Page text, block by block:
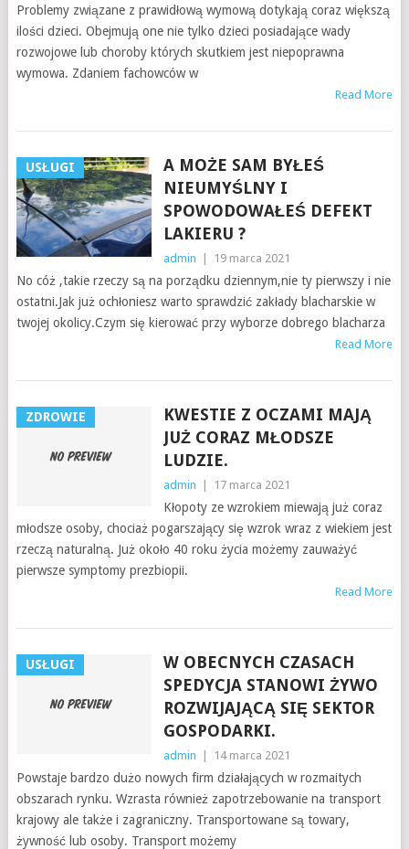
Problemy związane z prawidłową wymową dotykają coraz większą
ilości dzieci. Obejmują one nie tylko dzieci posiadające wady
rozwojowe lub choroby których skutkiem jest niepoprawna
wymowa. Zdaniem fachowców w
Read More
USŁUGI
A MOŻE SAM BYŁEŚ
NIEUMYŚLNY I
SPOWODOWAŁEŚ DEFEKT
LAKIERU ?
admin 19 marca 2021
No cóż ,takie rzeczy są na porządku dziennym,nie ty pierwszy i nie
ostatni.Jak już ochłoniesz warto sprawdzić zakłady blacharskie w
twojej okolicy.Czym się kierować przy wyborze dobrego blacharza
Read More
ZDROWIE
KWESTIE Z OCZAMI MAJĄ
JUŻ CORAZ MŁODSZE
LUDZIE.
admin 17 marca 2021
Kłopoty ze wzrokiem miewają już coraz
młodsze osoby, chociaż pogarszający się wzrok wraz z wiekiem jest
rzeczą naturalną. Już około 40 roku życia możemy zauważyć
pierwsze symptomy prezbiopii.
Read More
USŁUGI
W OBECNYCH CZASACH
SPEDYCJA STANOWI ŻYWO
ROZWIJAJĄCĄ SIĘ SEKTOR
GOSPODARKI.
admin 14 marca 2021
Powstaje bardzo dużo nowych firm działających w rozmaitych
obszarach rynku. Wzrasta również zapotrzebowanie na transport
krajowy ale także i zagraniczny. Transportowane są towary,
żywność lub osoby. Transport możemy